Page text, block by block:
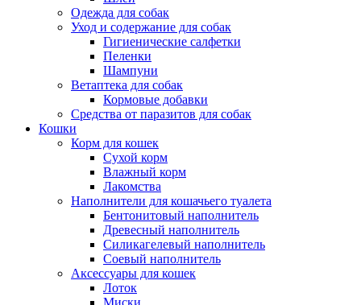
Одежда для собак
Уход и содержание для собак
Гигиенические салфетки
Пеленки
Шампуни
Ветаптека для собак
Кормовые добавки
Средства от паразитов для собак
Кошки
Корм для кошек
Сухой корм
Влажный корм
Лакомства
Наполнители для кошачьего туалета
Бентонитовый наполнитель
Древесный наполнитель
Силикагелевый наполнитель
Соевый наполнитель
Аксессуары для кошек
Лоток
Миски